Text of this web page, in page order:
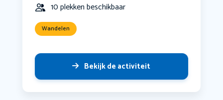
10 plekken beschikbaar
Wandelen
Bekijk de activiteit